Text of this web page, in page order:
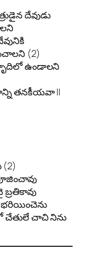
దేవుడు
(2)
ఉండాలని
తనకీయవా ||
బ్రతికావు
చేతులే చాచి నిను